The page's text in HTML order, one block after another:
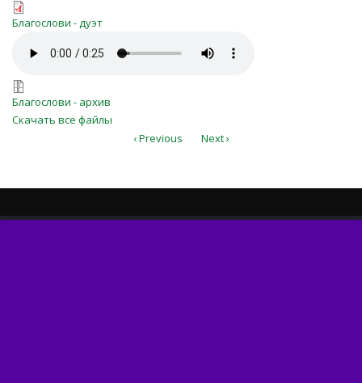
Blagoslovi.pdf
Благослови - дуэт
Blagoslovi.mp3
Blagoslovi.7z
Благослови - архив
Скачать все файлы
‹ Previous
Next ›